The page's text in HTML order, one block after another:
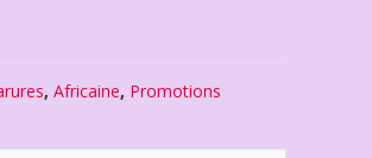
,Africaine, Promotions